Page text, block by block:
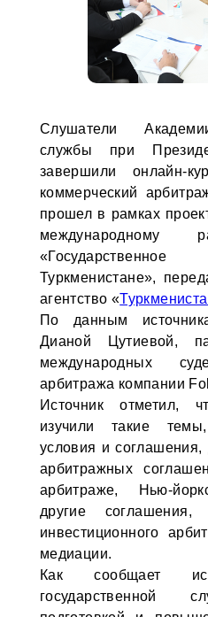
Слушатели
службы при
завершили онлайн-
коммерческий
прошел в рамках
международному
Туркменистане»,
агентство «
По данным
Дианой Цутиевой,
международных
арбитража компании
Источник отметил,
изучили такие
условия и соглашения,
арбитражных
арбитраже, Нью-
другие
инвестиционного
медиации.
Как сообщает
государственной